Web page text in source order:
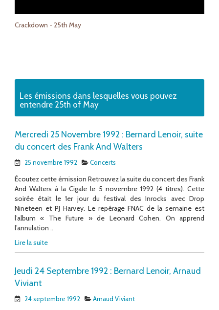
Crackdown - 25th May
Les émissions dans lesquelles vous pouvez
entendre 25th of May
Mercredi 25 Novembre 1992 : Bernard Lenoir, suite
du concert des Frank And Walters
25 novembre 1992 Concerts
Écoutez cette émission Retrouvez la suite du concert des Frank
And Walters à la Cigale le 5 novembre 1992 (4 titres). Cette
soirée était le 1er jour du festival des Inrocks avec Drop
Nineteen et PJ Harvey. Le repérage FNAC de la semaine est
l’album « The Future » de Leonard Cohen. On apprend
l’annulation ..
Lire la suite
Jeudi 24 Septembre 1992 : Bernard Lenoir, Arnaud
Viviant
24 septembre 1992 Arnaud Viviant